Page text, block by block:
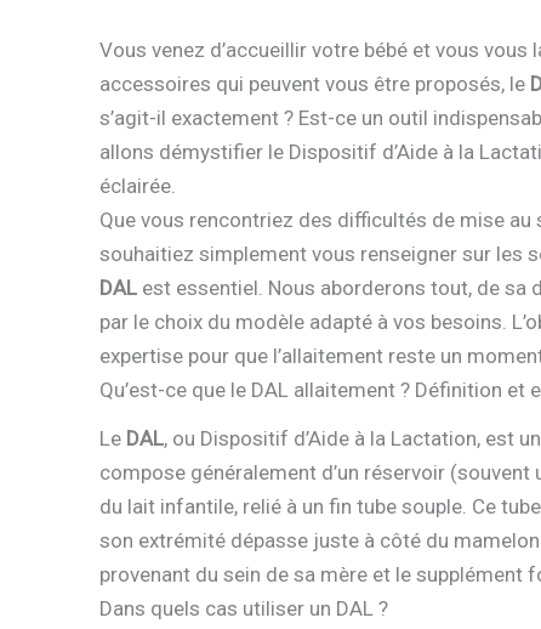
Vous venez d’accueillir votre bébé et vous vous
accessoires qui peuvent vous être proposés, le
s’agit-il exactement ? Est-ce un outil
allons démystifier le Dispositif d’Aide à la
éclairée.
Que vous rencontriez des difficultés de mise
souhaitiez simplement vous renseigner sur les
DAL est essentiel. Nous aborderons tout, de sa
par le choix du modèle adapté à vos besoins.
expertise pour que l’allaitement reste un
Qu’est-ce que le DAL allaitement ? Définition et
Le DAL, ou Dispositif d’Aide à la Lactation, est
compose généralement d’un réservoir
du lait infantile, relié à un fin tube souple. Ce
son extrémité dépasse juste à côté du
provenant du sein de sa mère et le supplément
Dans quels cas utiliser un DAL ?